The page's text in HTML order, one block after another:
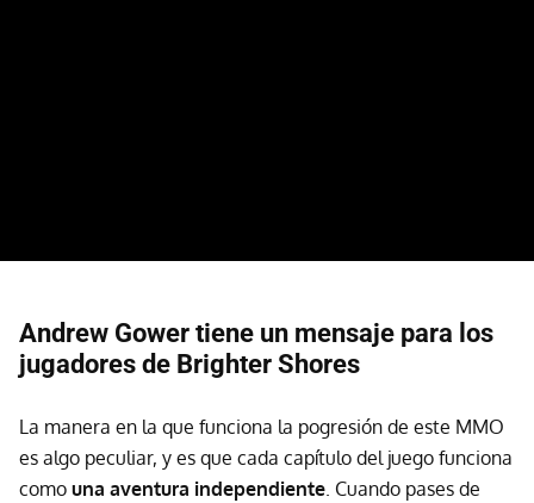
Andrew Gower tiene un mensaje para los
jugadores de Brighter Shores
La manera en la que funciona la pogresión de este MMO
es algo peculiar, y es que cada capítulo del juego funciona
como una aventura independiente. Cuando pases de